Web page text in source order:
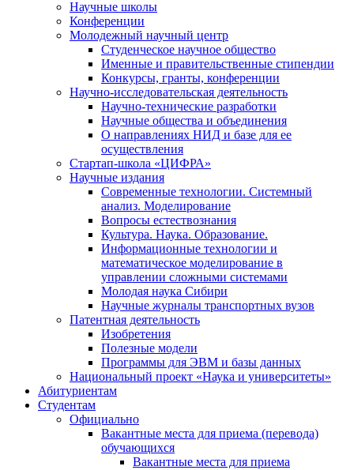
Научные школы
Конференции
Молодежный научный центр
Студенческое научное общество
Именные и правительственные стипендии
Конкурсы, гранты, конференции
Научно-исследовательская деятельность
Научно-технические разработки
Научные общества и объединения
О направлениях НИД и базе для ее
осуществления
Стартап-школа «ЦИФРА»
Научные издания
Современные технологии. Системный
анализ. Моделирование
Вопросы естествознания
Культура. Наука. Образование.
Информационные технологии и
математическое моделирование в
управлении сложными системами
Молодая наука Сибири
Научные журналы транспортных вузов
Патентная деятельность
Изобретения
Полезные модели
Программы для ЭВМ и базы данных
Национальный проект «Наука и университеты»
Абитуриентам
Студентам
Официально
Вакантные места для приема (перевода)
обучающихся
Вакантные места для приема